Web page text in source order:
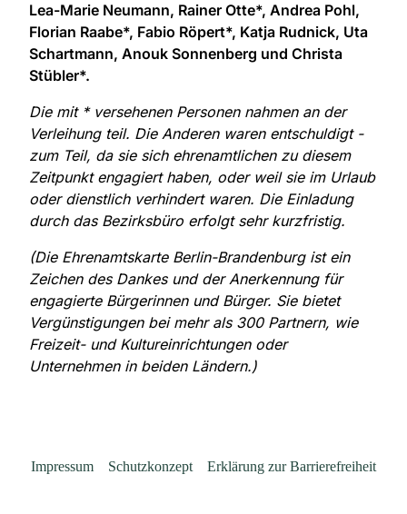
Lea-Marie Neumann, Rainer Otte*, Andrea Pohl,
Florian Raabe*, Fabio Röpert*, Katja Rudnick, Uta
Schartmann, Anouk Sonnenberg und Christa
Stübler*.
Die mit * versehenen Personen nahmen an der
Verleihung teil. Die Anderen waren entschuldigt -
zum Teil, da sie sich ehrenamtlichen zu diesem
Zeitpunkt engagiert haben, oder weil sie im Urlaub
oder dienstlich verhindert waren. Die Einladung
durch das Bezirksbüro erfolgt sehr kurzfristig.
(Die Ehrenamtskarte Berlin-Brandenburg ist ein
Zeichen des Dankes und der Anerkennung für
engagierte Bürgerinnen und Bürger. Sie bietet
Vergünstigungen bei mehr als 300 Partnern, wie
Freizeit- und Kultureinrichtungen oder
Unternehmen in beiden Ländern.)
Impressum Schutzkonzept Erklärung zur Barrierefreiheit